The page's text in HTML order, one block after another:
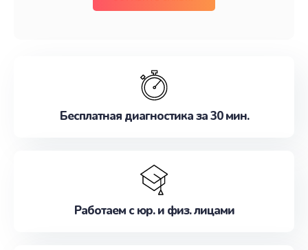
Бесплатная диагностика за 30 мин.
Работаем с юр. и физ. лицами